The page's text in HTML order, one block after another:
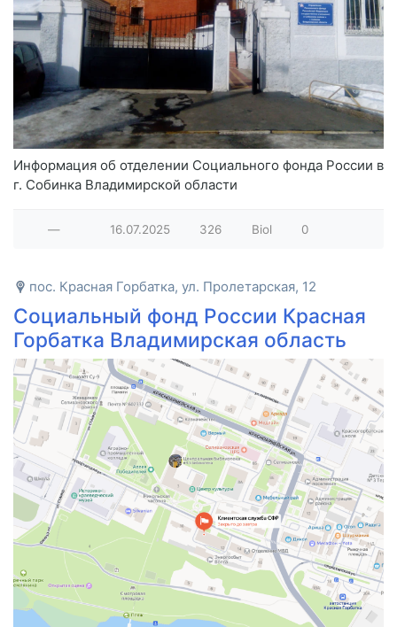
Информация об отделении Социального фонда России в
г. Собинка Владимирской области
— 16.07.2025 326 Biol 0
пос. Красная Горбатка, ул. Пролетарская, 12
Социальный фонд России Красная
Горбатка Владимирская область